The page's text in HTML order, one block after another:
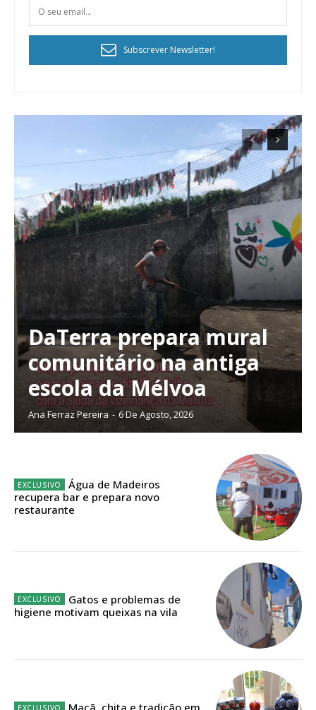
Planos de Assinatura
Faça-se assinante do Região de Cister e ajude-nos a manter este serviço
Sendo assinante terá acesso a todos os conteúdos exclusivos e versões
Escolha o plano de assinatura desejado:
ASSINATURA
Subscrever Newsletter!
DaTerra prepara mural
comunitário na antiga
escola da Mélvoa
Ana Ferraz Pereira - 6 De Agosto, 2026
Água de Madeiros
recupera bar e prepara novo
restaurante
Gatos e problemas de
higiene motivam queixas na vila